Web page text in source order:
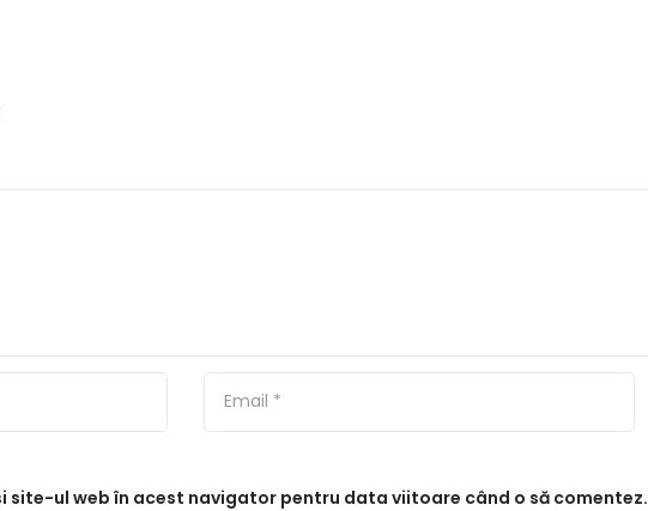
site-ul web în acest navigator pentru data viitoare când o să comentez.